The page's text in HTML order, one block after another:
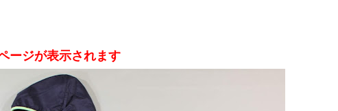
ージが表示されます